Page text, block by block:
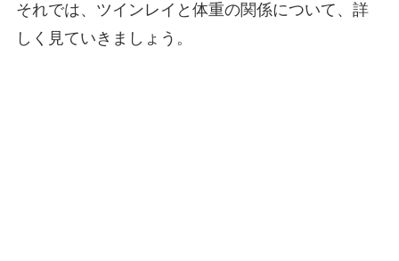
それでは、ツインレイと体重の関係について、詳
しく見ていきましょう。